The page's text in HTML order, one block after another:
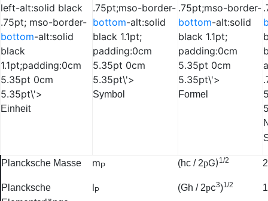
left-alt:solid black
.75pt; mso-border-
bottom-alt:solid
black
1.1pt;padding:0cm
5.35pt 0cm
5.35pt\'>
Einheit
.75pt;mso-border-
bottom-alt:solid
black 1.1pt;
padding:0cm
5.35pt 0cm
5.35pt\'>
Symbol
.75pt;mso-border-
bottom-alt:solid
black 1.1pt;
padding:0cm
5.35pt 0cm
5.35pt\'>
Formel
Plancksche Masse m P (hc / 2pG) 1/2
Plancksche
l P (Gh / 2pc3)1/2